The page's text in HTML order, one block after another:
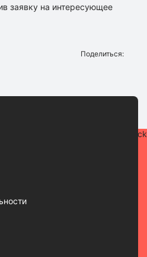
заявку на интересующее
Поделиться: